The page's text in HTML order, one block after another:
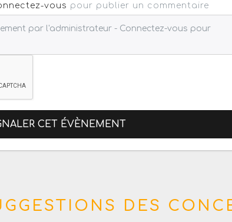
vous pour publier un commentaire
CET ÉVÈNEMENT
DES